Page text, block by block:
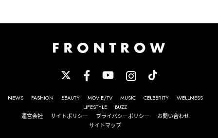
NEWS FASHION BEAUTY MOVIE/TV MUSIC CELEBRITY
WELLNESS
LIFESTYLE
BUZZ
運営会社
サイトポリシー プライバシーポリシー
お問い合わせ
サイトマップ